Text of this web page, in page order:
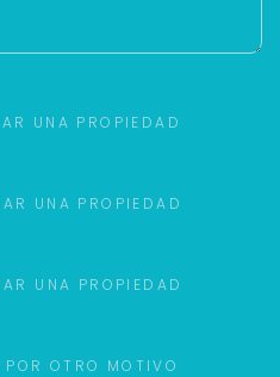
UNA PROPIEDAD
UNA PROPIEDAD
UNA PROPIEDAD
OTRO MOTIVO